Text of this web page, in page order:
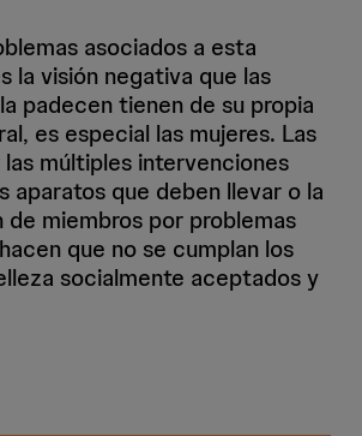
asociados a esta
la visión negativa que las
padecen tienen de su propia
es especial las mujeres. Las
múltiples intervenciones
aparatos que deben llevar o la
de miembros por problemas
que no se cumplan los
socialmente aceptados y